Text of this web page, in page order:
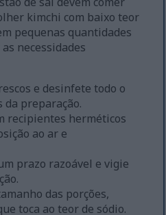
kimchi com baixo teor
pequenas quantidades
necessidades
e desinfete todo o
preparação.
recipientes herméticos
ao ar e
prazo razoável e vigie
das porções,
toca ao teor de sódio.